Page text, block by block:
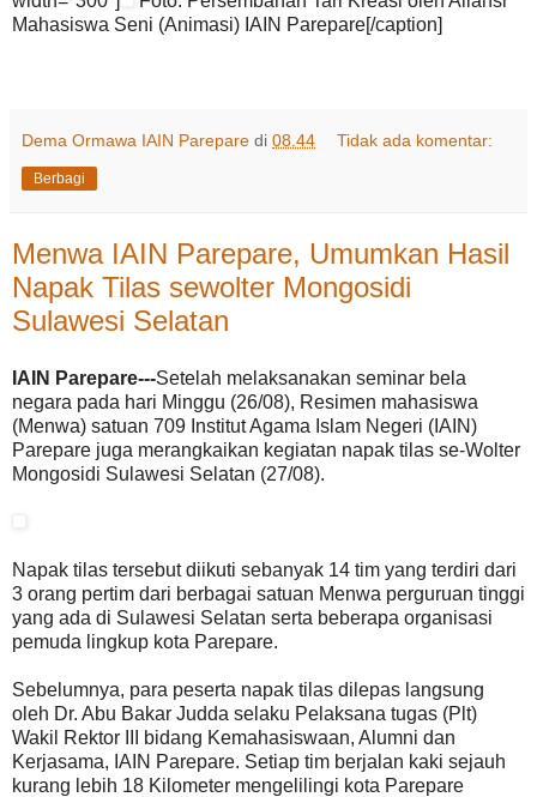
Mahasiswa Seni (Animasi) IAIN Parepare[/caption]
Dema Ormawa IAIN Parepare di 08.44 Tidak ada komentar:
Berbagi
Menwa IAIN Parepare, Umumkan Hasil
Napak Tilas sewolter Mongosidi
Sulawesi Selatan
IAIN Parepare---Setelah melaksanakan seminar bela
negara pada hari Minggu (26/08), Resimen mahasiswa
(Menwa) satuan 709 Institut Agama Islam Negeri (IAIN)
Parepare juga merangkaikan kegiatan napak tilas se-Wolter
Mongosidi Sulawesi Selatan (27/08).
Napak tilas tersebut diikuti sebanyak 14 tim yang terdiri dari
3 orang pertim dari berbagai satuan Menwa perguruan tinggi
yang ada di Sulawesi Selatan serta beberapa organisasi
pemuda lingkup kota Parepare.
Sebelumnya, para peserta napak tilas dilepas langsung
oleh Dr. Abu Bakar Judda selaku Pelaksana tugas (Plt)
Wakil Rektor III bidang Kemahasiswaan, Alumni dan
Kerjasama, IAIN Parepare. Setiap tim berjalan kaki sejauh
kurang lebih 18 Kilometer mengelilingi kota Parepare